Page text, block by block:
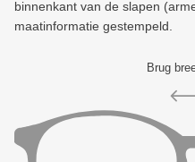
binnenkant van de slapen
maatinformatie gestempeld.
Brug